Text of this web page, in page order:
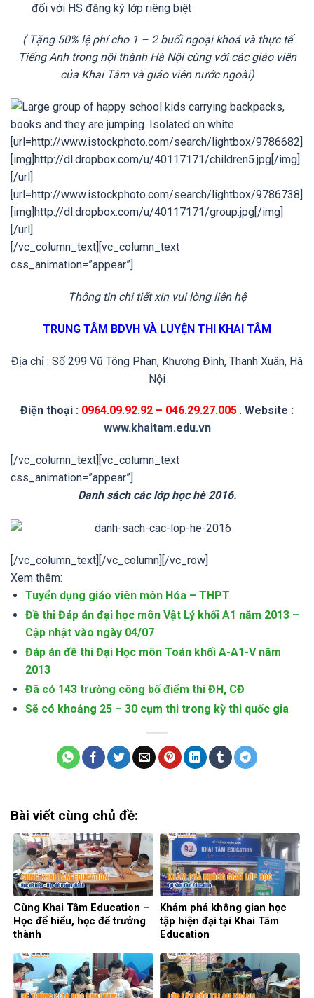
đối với HS đăng ký lớp riêng biệt
( Tặng 50% lệ phí cho 1 – 2 buổi ngoại khoá và thực tế
Tiếng Anh trong nội thành Hà Nội cùng với các giáo viên
của Khai Tâm và giáo viên nước ngoài)
[/vc_column_text][vc_column_text
css_animation=”appear”]
Thông tin chi tiết xin vui lòng liên hệ
TRUNG TÂM BDVH VÀ LUYỆN THI KHAI TÂM
Địa chỉ : Số 299 Vũ Tông Phan, Khương Đình, Thanh Xuân, Hà
Nội
Điện thoại : 0964.09.92.92 – 046.29.27.005 . Website :
www.khaitam.edu.vn
[/vc_column_text][vc_column_text
css_animation=”appear”]
Danh sách các lớp học hè 2016.
[/vc_column_text][/vc_column][/vc_row]
Xem thêm:
Tuyển dụng giáo viên môn Hóa – THPT
Đề thi Đáp án đại học môn Vật Lý khối A1 năm 2013 –
Cập nhật vào ngày 04/07
Đáp án đề thi Đại Học môn Toán khối A-A1-V năm
2013
Đã có 143 trường công bố điểm thi ĐH, CĐ
Sẽ có khoảng 25 – 30 cụm thi trong kỳ thi quốc gia
Bài viết cùng chủ đề:
Cùng Khai Tâm Education –
Học để hiểu, học để trưởng
thành
Khám phá không gian học
tập hiện đại tại Khai Tâm
Education